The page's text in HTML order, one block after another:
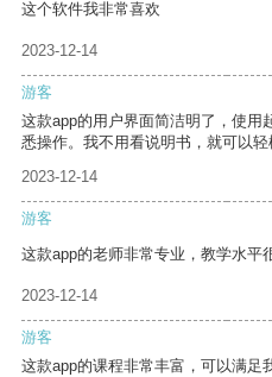
这个软件我非常喜欢
2023-12-14
游客
这款app的用户界面简洁明了，使用
悉操作。我不用看说明书，就可以轻
2023-12-14
游客
这款app的老师非常专业，教学水平
2023-12-14
游客
这款app的课程非常丰富，可以满足